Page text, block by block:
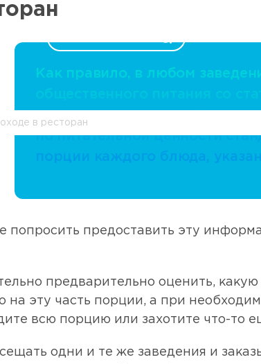
в ресторан
Как правило, в любом
по питательной ценности
порции каждого блюда,
попросить предоставить эту
предварительно оценить, какую
эту часть порции, а при
всю порцию или захотите что-то
одни и те же заведения и